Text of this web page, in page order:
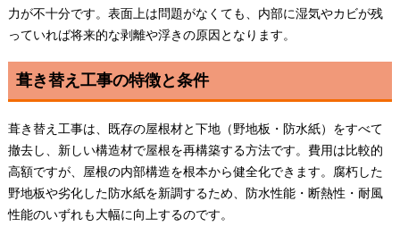
力が不十分です。表面上は問題がなくても、内部に湿気やカビが残
っていれば将来的な剥離や浮きの原因となります。
葺き替え工事の特徴と条件
葺き替え工事は、既存の屋根材と下地（野地板・防水紙）をすべて
撤去し、新しい構造材で屋根を再構築する方法です。費用は比較的
高額ですが、屋根の内部構造を根本から健全化できます。腐朽した
野地板や劣化した防水紙を新調するため、防水性能・断熱性・耐風
性能のいずれも大幅に向上するのです。